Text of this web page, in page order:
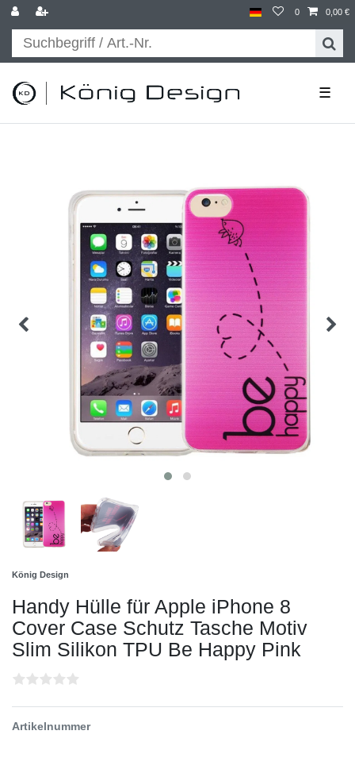
0 0,00 €
☰
König Design
Handy Hülle für Apple iPhone 8
Cover Case Schutz Tasche Motiv
Slim Silikon TPU Be Happy Pink
Artikelnummer